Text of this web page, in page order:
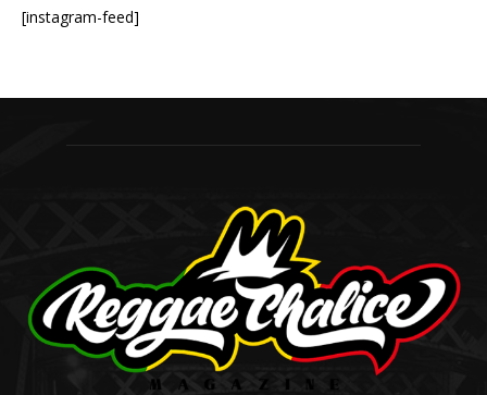
[instagram-feed]